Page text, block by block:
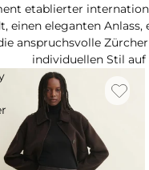
etablierter
einen eleganten
anspruchsvolle
individuellen Stil